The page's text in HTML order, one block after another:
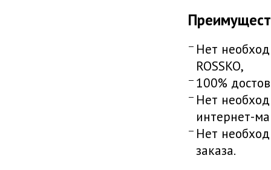
Нет
ROSSKO,
100%
Нет
интернет-
Нет
заказа.